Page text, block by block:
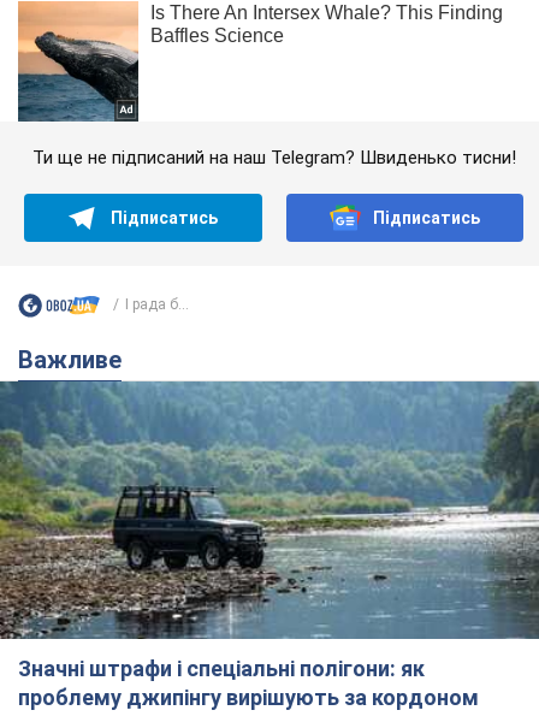
Ти ще не підписаний на наш Telegram? Швиденько тисни!
Підписатись Підписатись
І рада б...
Важливе
Значні штрафи і спеціальні полігони: як
проблему джипінгу вирішують за кордоном